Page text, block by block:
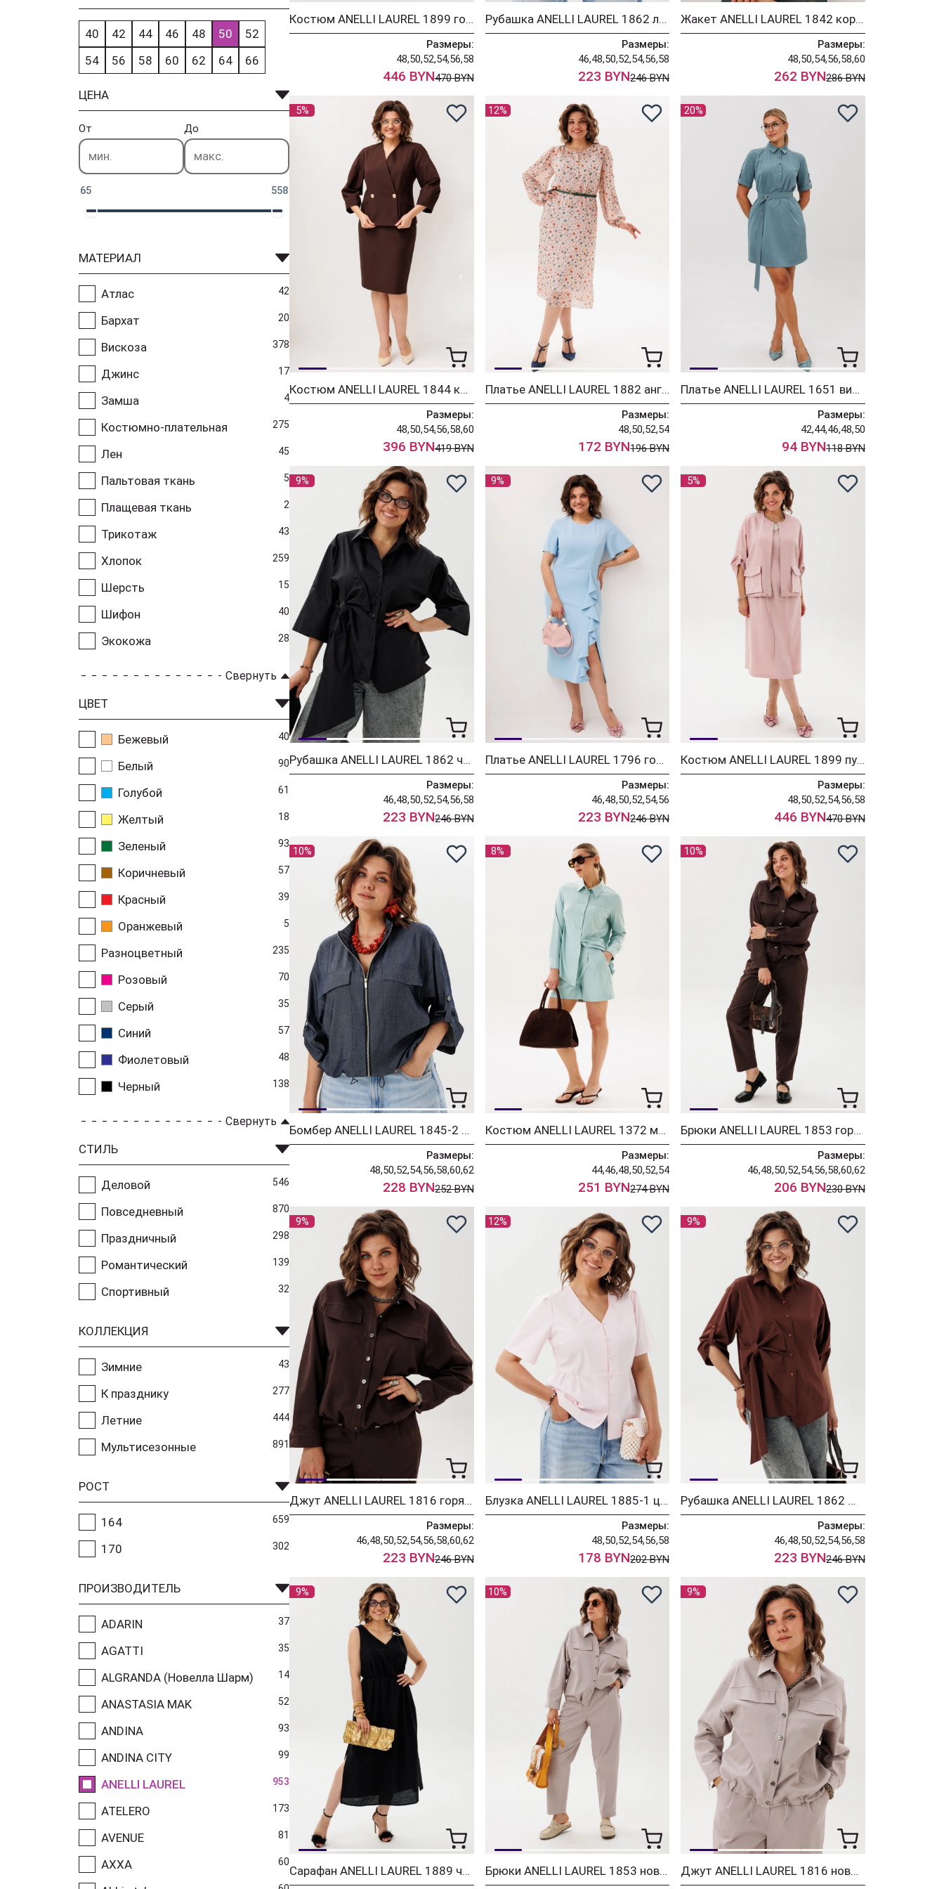
40 42 44 46 48 50
52
54
56 58 60 62 64 66
ЦЕНА
От До
65 558
МАТЕРИАЛ
Атлас 42
Бархат 20
Вискоза 378
Джинс 17
Замша 4
Костюмно-плательная 275
Лен 45
Пальтовая ткань 5
Плащевая ткань 2
Трикотаж 43
Хлопок 259
Шерсть 15
Шифон 40
Экокожа 28
Свернуть
ЦВЕТ
Бежевый 40
Белый 90
Голубой 61
Желтый 18
Зеленый 93
Коричневый 57
Красный 39
Оранжевый 5
Разноцветный 235
Розовый 70
Серый 35
Синий 57
Фиолетовый 48
Черный 138
Свернуть
СТИЛЬ
Деловой 546
Повседневный 870
Праздничный 298
Романтический 139
Спортивный 32
КОЛЛЕКЦИЯ
Зимние 43
К празднику 277
Летние 444
Мультисезонные 891
РОСТ
164 659
170 302
ПРОИЗВОДИТЕЛЬ
ADARIN 37
AGATTI 35
ALGRANDA (Новелла Шарм) 14
ANASTASIA MAK 52
ANDINA 93
ANDINA CITY 99
ANELLI LAUREL 953
ATELERO 173
AVENUE 81
AXXA 60
Костюм ANELLI LAUREL 1899 голубые прелести
Размеры:
48,50,52,54,56,58
446 BYN470 BYN
Рубашка ANELLI LAUREL 1862 лаванда бант
Размеры:
46,48,50,52,54,56,58
223 BYN246 BYN
Жакет ANELLI LAUREL 1842 коричневый сирин
Размеры:
48,50,54,56,58,60
262 BYN286 BYN
5%
Костюм ANELLI LAUREL 1844 коричневый сирин
Размеры:
48,50,54,56,58,60
396 BYN419 BYN
12%
Платье ANELLI LAUREL 1882 английский сад
Размеры:
48,50,52,54
172 BYN196 BYN
20%
Платье ANELLI LAUREL 1651 винтажный голубой
Размеры:
42,44,46,48,50
94 BYN118 BYN
9%
Рубашка ANELLI LAUREL 1862 черный бант
Размеры:
46,48,50,52,54,56,58
223 BYN246 BYN
9%
Платье ANELLI LAUREL 1796 голубая волна
Размеры:
46,48,50,52,54,56
223 BYN246 BYN
5%
Костюм ANELLI LAUREL 1899 пудровые прелести
Размеры:
48,50,52,54,56,58
446 BYN470 BYN
10%
Бомбер ANELLI LAUREL 1845-2 джинсовый цвет
Размеры:
48,50,52,54,56,58,60,62
228 BYN252 BYN
8%
Костюм ANELLI LAUREL 1372 мятный леденец
Размеры:
44,46,48,50,52,54
251 BYN274 BYN
10%
Брюки ANELLI LAUREL 1853 горячий шоколад
Размеры:
46,48,50,52,54,56,58,60,62
206 BYN230 BYN
9%
Джут ANELLI LAUREL 1816 горячий шоколад
Размеры:
46,48,50,52,54,56,58,60,62
223 BYN246 BYN
12%
Блузка ANELLI LAUREL 1885-1 цветок шиповника
Размеры:
48,50,52,54,56,58
178 BYN202 BYN
9%
Рубашка ANELLI LAUREL 1862 шоколадный бант
Размеры:
46,48,50,52,54,56,58
223 BYN246 BYN
9%
Сарафан ANELLI LAUREL 1889 черный элегантный
10%
Брюки ANELLI LAUREL 1853 новый бежевый
9%
Джут ANELLI LAUREL 1816 новый бежевый